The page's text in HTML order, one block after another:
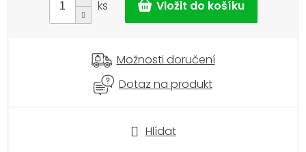
Hlídat
ks
Možnosti doručení
Dotaz na produkt